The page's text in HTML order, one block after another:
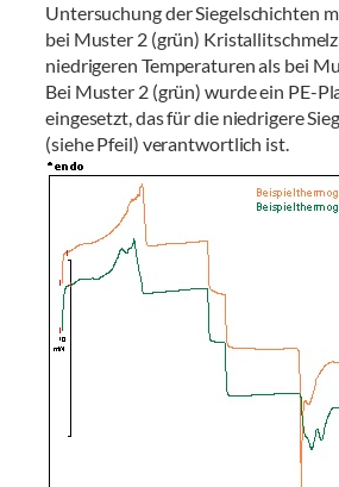
Untersuchung der Siegelschichten
bei Muster 2 (grün)
niedrigeren Temperaturen als bei
Bei Muster 2 (grün) wurde ein PE-
eingesetzt, das für die niedrigere
(siehe Pfeil) verantwortlich ist.